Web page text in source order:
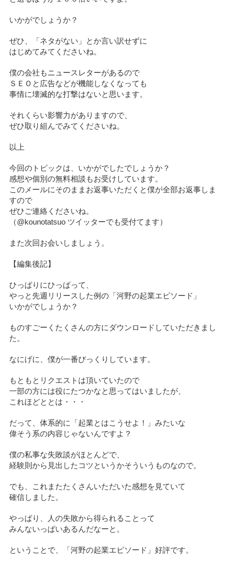
いかがでしょうか？
ぜひ、「ネタがない」とか言い訳せずに
はじめてみてくださいね。
僕の会社もニュースレターがあるので
ＳＥＯと広告などが機能しなくなっても
事情に壊滅的な打撃はないと思います。
それくらい影響力がありますので、
ぜひ取り組んでみてくださいね。
以上
今回のトピックは、いかがでしたでしょうか？
感想や個別の無料相談もお受けしています。
このメールにそのままお返事いただくと僕が全部お返事しま
すので
ぜひご連絡くださいね。
（@kounotatsuo ツイッターでも受付てます）
また次回お会いしましょう。
【編集後記】
ひっぱりにひっぱって、
やっと先週リリースした例の「河野の起業エピソード」
いかがでしょうか？
ものすごーくたくさんの方にダウンロードしていただきまし
た。
なにげに、僕が一番びっくりしています。
もともとリクエストは頂いていたので
一部の方には役にたつかなと思ってはいましたが、
これほどととは・・・
だって、体系的に「起業とはこうせよ！」みたいな
偉そう系の内容じゃないんですよ？
僕の私事な失敗談がほとんどで、
経験則から見出したコツというかそういうものなので。
でも、これまたたくさんいただいた感想を見ていて
確信しました。
やっぱり、人の失敗から得られることって
みんないっぱいあるんだなーと。
ということで、「河野の起業エピソード」好評です。